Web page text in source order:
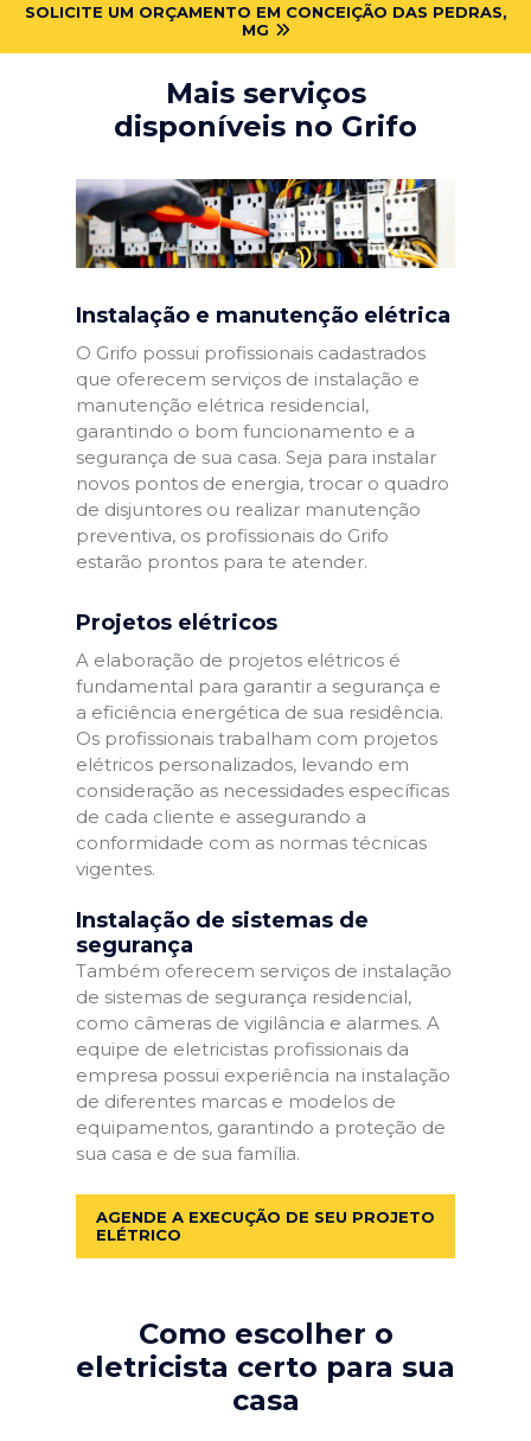
SOLICITE UM ORÇAMENTO EM CONCEIÇÃO DAS PEDRAS,
MG
Mais serviços
disponíveis no Grifo
Instalação e manutenção elétrica
O Grifo possui profissionais cadastrados
que oferecem serviços de instalação e
manutenção elétrica residencial,
garantindo o bom funcionamento e a
segurança de sua casa. Seja para instalar
novos pontos de energia, trocar o quadro
de disjuntores ou realizar manutenção
preventiva, os profissionais do Grifo
estarão prontos para te atender.
Projetos elétricos
A elaboração de projetos elétricos é
fundamental para garantir a segurança e
a eficiência energética de sua residência.
Os profissionais trabalham com projetos
elétricos personalizados, levando em
consideração as necessidades específicas
de cada cliente e assegurando a
conformidade com as normas técnicas
vigentes.
Instalação de sistemas de
segurança
Também oferecem serviços de instalação
de sistemas de segurança residencial,
como câmeras de vigilância e alarmes. A
equipe de eletricistas profissionais da
empresa possui experiência na instalação
de diferentes marcas e modelos de
equipamentos, garantindo a proteção de
sua casa e de sua família.
AGENDE A EXECUÇÃO DE SEU PROJETO
ELÉTRICO
Como escolher o
eletricista certo para sua
casa